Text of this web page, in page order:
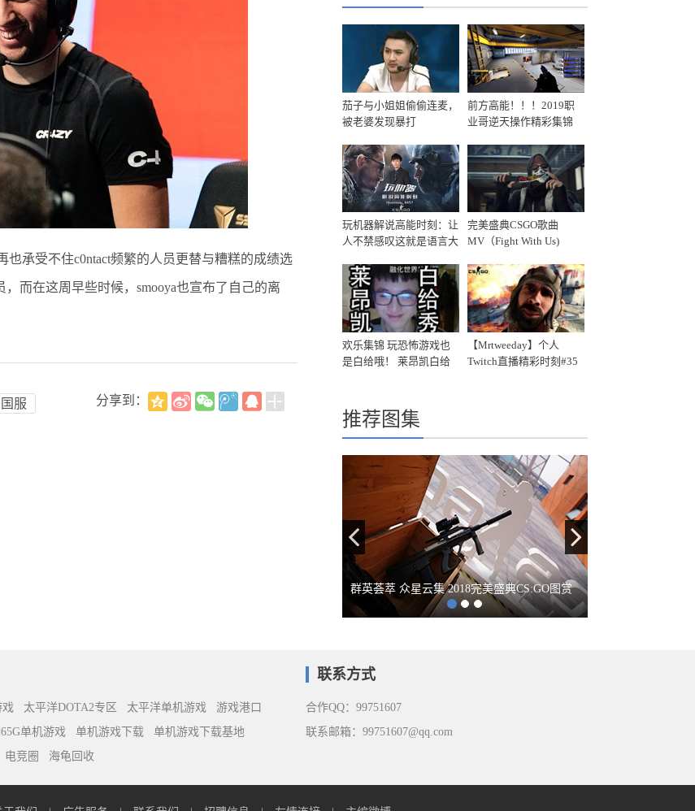
承受不住c0ntact频繁的人员更替与糟糕的成绩选
而在这周早些时候，smooya也宣布了自己的离
服 分享到：
茄子与小姐姐偷偷连麦，
被老婆发现暴打
前方高能！！！2019职
业哥逆天操作精彩集锦
玩机器解说高能时刻：让
人不禁感叹这就是语言大
完美盛典CSGO歌曲
MV（Fight With Us)
欢乐集锦 玩恐怖游戏也
是白给哦！ 莱昂凯白给
【Mrtweeday】个人
Twitch直播精彩时刻#35
推荐图集
群英荟萃 众星云集 2018完美盛典CS:GO图赏
Previous Next
戏 太平洋DOTA2专区 太平洋单机游戏
游戏港口
单机游戏 单机游戏下载
单机游戏下载基地
电竞圈 海龟回收
联系方式
合作QQ：99751607
联系邮箱：99751607@qq.com